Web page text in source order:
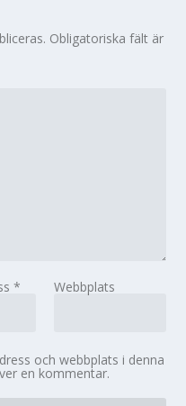
Obligatoriska fält är
* Webbplats
och webbplats i denna
en kommentar.